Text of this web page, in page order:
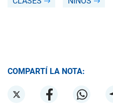
COMPARTÍ LA NOTA: